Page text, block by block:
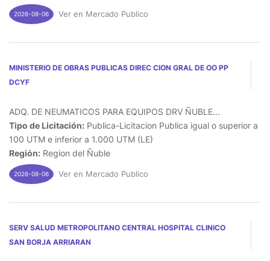
2026-08-06 Ver en Mercado Publico
MINISTERIO DE OBRAS PUBLICAS DIREC CION GRAL DE OO PP
DCYF
ADQ. DE NEUMATICOS PARA EQUIPOS DRV ÑUBLE...
Tipo de Licitación: Publica-Licitacion Publica igual o superior a
100 UTM e inferior a 1.000 UTM (LE)
Región: Region del Ñuble
2026-08-06 Ver en Mercado Publico
SERV SALUD METROPOLITANO CENTRAL HOSPITAL CLINICO
SAN BORJA ARRIARAN